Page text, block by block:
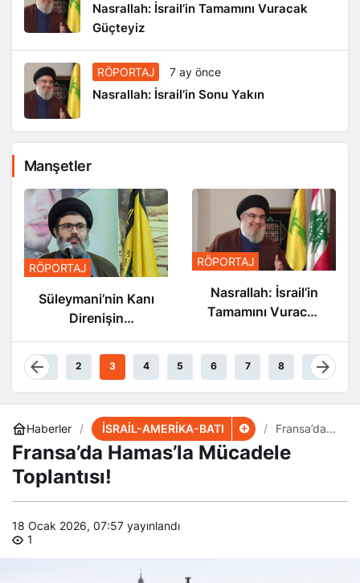
Nasrallah: İsrail’in Tamamını Vuracak
Güçteyiz
RÖPORTAJ 7 ay önce
Nasrallah: İsrail’in Sonu Yakın
Manşetler
RÖPORTAJ
Süleymani’nin Kanı
Direnişin
Akıyor
RÖPORTAJ
Nasrallah: İsrail’in
Tamamını Vuracak
1 2 3 4 5 6 7 8 9
Haberler İSRAİL-AMERİKA-BATI
Fransa’da
Hamas’la
Mücadele
Fransa’da Hamas’la Mücadele
Toplantısı!
18 Ocak 2026, 07:57 yayınlandı
1